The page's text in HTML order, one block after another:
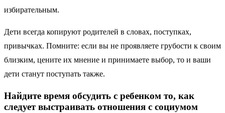
избирательным.
Дети всегда копируют родителей в словах, поступках,
привычках. Помните: если вы не проявляете грубости к своим
близким, цените их мнение и принимаете выбор, то и ваши
дети станут поступать также.
Найдите время обсудить с ребенком то, как
следует выстраивать отношения с социумом